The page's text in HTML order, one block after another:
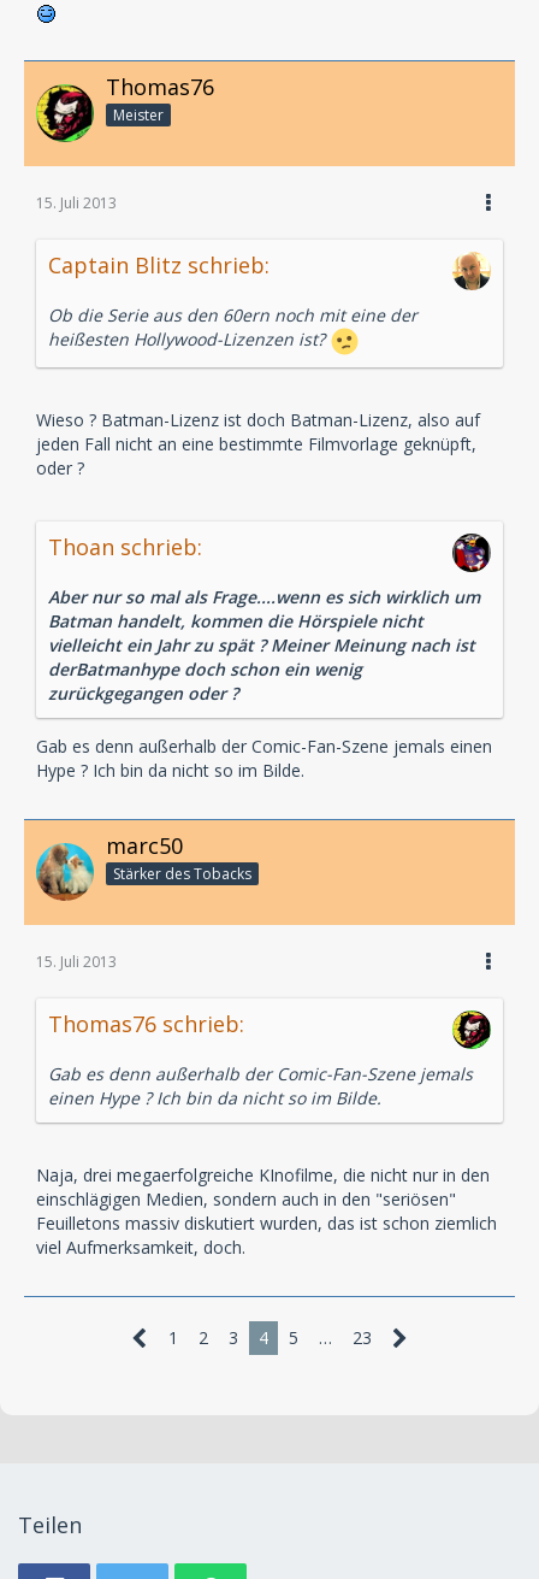
Thomas76
Meister
15. Juli 2013
Captain Blitz schrieb:
Ob die Serie aus den 60ern noch mit eine der
heißesten Hollywood-Lizenzen ist?
Wieso ? Batman-Lizenz ist doch Batman-Lizenz, also auf
jeden Fall nicht an eine bestimmte Filmvorlage geknüpft,
oder ?
Thoan schrieb:
Aber nur so mal als Frage....wenn es sich wirklich um
Batman handelt, kommen die Hörspiele nicht
vielleicht ein Jahr zu spät ? Meiner Meinung nach ist
derBatmanhype doch schon ein wenig
zurückgegangen oder ?
Gab es denn außerhalb der Comic-Fan-Szene jemals einen
Hype ? Ich bin da nicht so im Bilde.
marc50
Stärker des Tobacks
15. Juli 2013
Thomas76 schrieb:
Gab es denn außerhalb der Comic-Fan-Szene jemals
einen Hype ? Ich bin da nicht so im Bilde.
Naja, drei megaerfolgreiche KInofilme, die nicht nur in den
einschlägigen Medien, sondern auch in den "seriösen"
Feuilletons massiv diskutiert wurden, das ist schon ziemlich
viel Aufmerksamkeit, doch.
1 2 3 4 5 … 23
Teilen